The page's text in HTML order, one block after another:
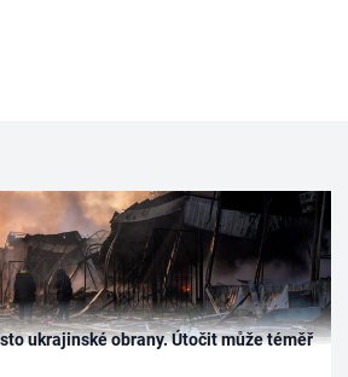
ukrajinské obrany. Útočit může téměř